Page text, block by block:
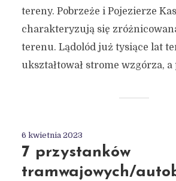
tereny. Pobrzeże i Pojezierze
charakteryzują się
terenu. Lądolód już tysiące lat
ukształtował strome wzgórza, a
6 kwietnia 2023
7 przystanków
tramwajowych/